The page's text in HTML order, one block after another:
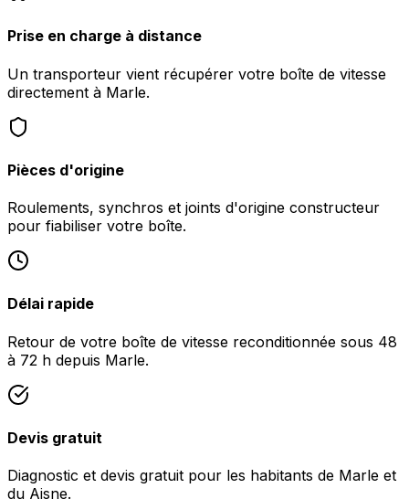
Prise en charge à distance
Un transporteur vient récupérer votre boîte de vitesse
directement à Marle.
Pièces d'origine
Roulements, synchros et joints d'origine constructeur
pour fiabiliser votre boîte.
Délai rapide
Retour de votre boîte de vitesse reconditionnée sous 48
à 72 h depuis Marle.
Devis gratuit
Diagnostic et devis gratuit pour les habitants de Marle et
du Aisne.